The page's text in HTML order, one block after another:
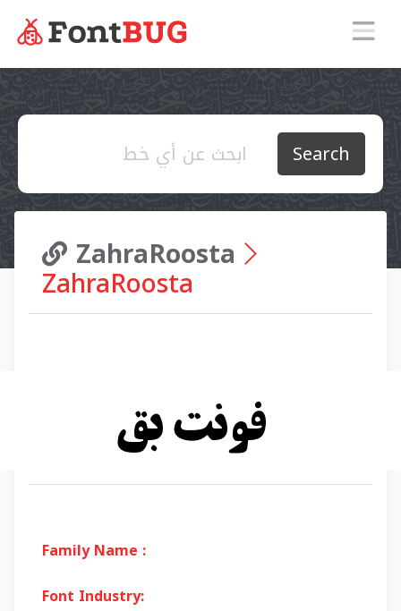
Search
ZahraRoosta
ZahraRoosta
Family Name :
Font Industry: